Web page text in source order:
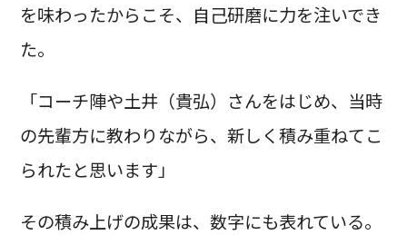
を味わったからこそ、自己研磨に力を注いでき
た。
「コーチ陣や土井（貴弘）さんをはじめ、当時
の先輩方に教わりながら、新しく積み重ねてこ
られたと思います」
その積み上げの成果は、数字にも表れている。